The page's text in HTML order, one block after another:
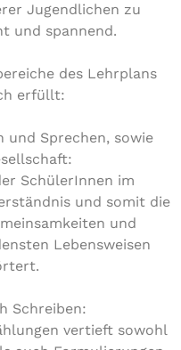
Jugendlichen zu
und spannend.
des Lehrplans
erfüllt:
und Sprechen, sowie
SchülerInnen im
und somit die
und
Lebensweisen
Schreiben:
vertieft sowohl